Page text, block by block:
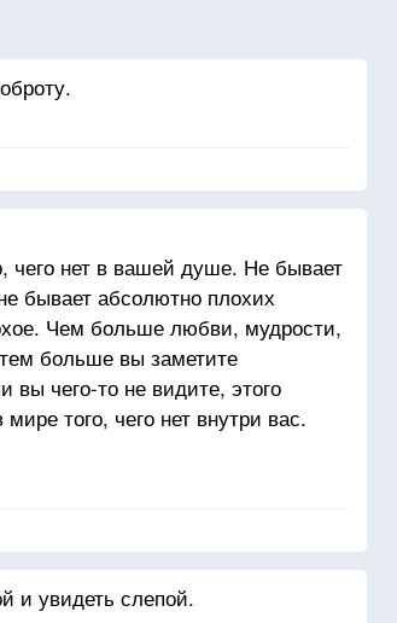
чего нет в вашей душе. Не бывает
бывает абсолютно плохих
Чем больше любви, мудрости,
больше вы заметите
чего-то не видите, этого
того, чего нет внутри вас.
жадными, для любящего
ненавистью. Поэтому
их в самом себе.
и увидеть слепой.